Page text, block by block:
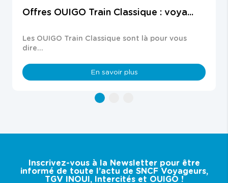
Offres OUIGO Train Classique : voya...
Les OUIGO Train Classique sont là pour vous
dire...
En savoir plus
button
Inscrivez-vous à la Newsletter pour être
informé de toute l’actu de SNCF Voyageurs,
TGV INOUI, Intercités et OUIGO !